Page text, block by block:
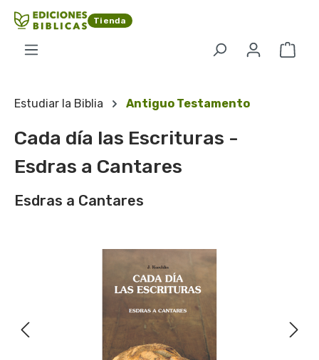
Saltar al contenido principal
Tienda
El
Estudiar la Biblia Antiguo Testamento
Cada día las Escrituras -
Esdras a Cantares
Esdras a Cantares
Omitir galería de imágenes